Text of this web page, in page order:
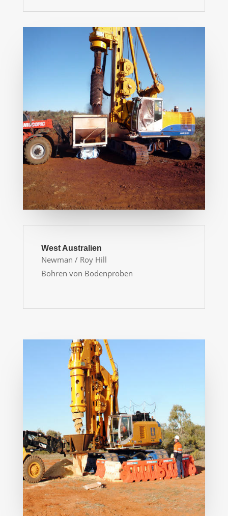
West Australien
Newman / Roy Hill
Bohren von Bodenproben